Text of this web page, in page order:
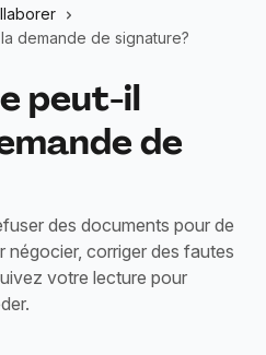
demande de signature?
peut-il
de
des documents pour de
négocier, corriger des fautes
votre lecture pour